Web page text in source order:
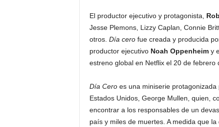
El productor ejecutivo y protagonista,
Jesse Plemons, Lizzy Caplan, Connie
otros. Día cerofue creada y producida
productor ejecutivo Noah Oppenheimy
estreno global en Netflix el 20 de febrero
Día Cero es una miniserie
Estados Unidos, George Mullen, quien,
encontrar a los responsables de un
país y miles de muertes. A medida que